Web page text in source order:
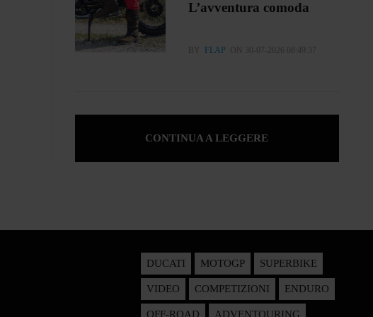
L’avventura comoda
BY FLAP ON 30-07-2026 08:49:37
CONTINUA A LEGGERE
DUCATI MOTOGP SUPERBIKE
VIDEO COMPETIZIONI ENDURO
OFF-ROAD ADVENTOURING